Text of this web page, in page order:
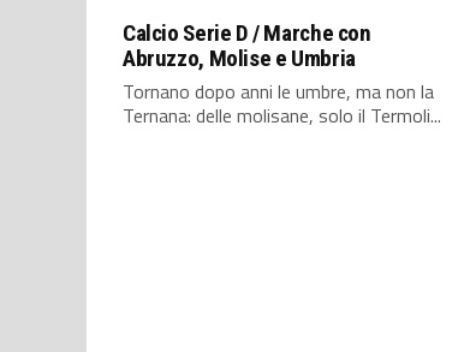
Calcio Serie D / Marche con
Abruzzo, Molise e Umbria
Tornano dopo anni le umbre, ma non la
Ternana: delle molisane, solo il Termoli...